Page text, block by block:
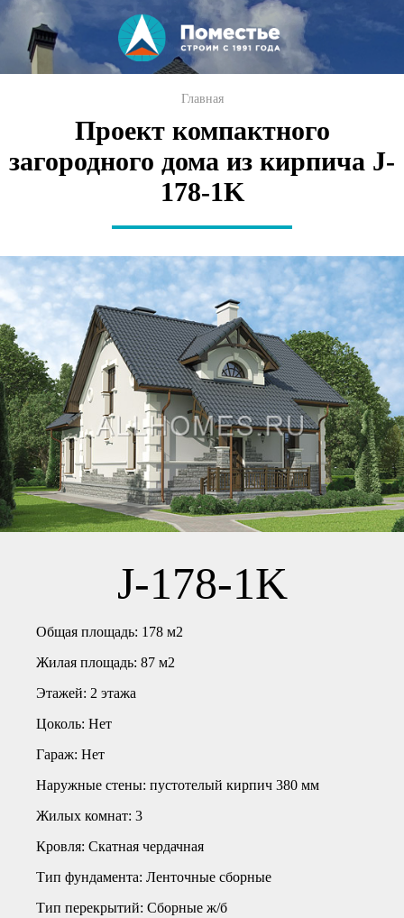
Перейти к
основному
содержанию
Главная
Проект компактного
загородного дома из кирпича J-
178-1K
J-178-1K
Общая площадь: 178 м2
Жилая площадь: 87 м2
Этажей: 2 этажа
Цоколь: Нет
Гараж: Нет
Наружные стены: пустотелый кирпич 380 мм
Жилых комнат: 3
Кровля: Скатная чердачная
Тип фундамента: Ленточные сборные
Тип перекрытий: Сборные ж/б